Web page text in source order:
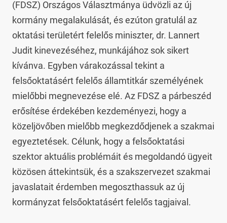
(FDSZ) Országos Választmánya üdvözli az új
kormány megalakulását, és ezúton gratulál az
oktatási területért felelős miniszter, dr. Lannert
Judit kinevezéséhez, munkájához sok sikert
kívánva. Egyben várakozással tekint a
felsőoktatásért felelős államtitkár személyének
mielőbbi megnevezése elé. Az FDSZ a párbeszéd
erősítése érdekében kezdeményezi, hogy a
közeljövőben mielőbb megkezdődjenek a szakmai
egyeztetések. Célunk, hogy a felsőoktatási
szektor aktuális problémáit és megoldandó ügyeit
közösen áttekintsük, és a szakszervezet szakmai
javaslatait érdemben megoszthassuk az új
kormányzat felsőoktatásért felelős tagjaival.